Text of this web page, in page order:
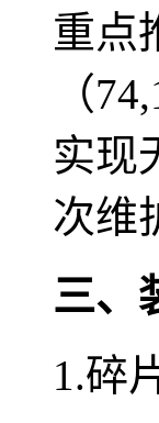
重点
（
实现
次维
三、
1.碎